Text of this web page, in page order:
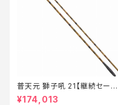
普天元 獅子吼 21【継続セール_
ロッド】【10】
¥174,013